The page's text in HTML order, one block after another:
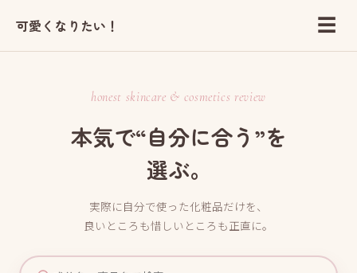
可愛くなりたい！ ☰
honest skincare & cosmetics review
本気で“自分に合う”を
選ぶ。
実際に自分で使った化粧品だけを、
良いところも惜しいところも正直に。